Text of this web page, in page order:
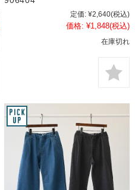
定価: ¥2,640(税込)
価格: ¥1,848(税込)
在庫切れ